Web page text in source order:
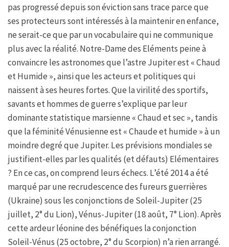
pas progressé depuis son éviction sans trace parce que
ses protecteurs sont intéressés à la maintenir en enfance,
ne serait-ce que par un vocabulaire qui ne communique
plus avec la réalité. Notre-Dame des Eléments peine à
convaincre les astronomes que l’astre Jupiter est « Chaud
et Humide », ainsi que les acteurs et politiques qui
naissent à ses heures fortes. Que la virilité des sportifs,
savants et hommes de guerre s’explique par leur
dominante statistique marsienne « Chaud et sec », tandis
que la féminité Vénusienne est « Chaude et humide » à un
moindre degré que Jupiter. Les prévisions mondiales se
justifient-elles par les qualités (et défauts) Elémentaires
? En ce cas, on comprend leurs échecs. L’été 2014 a été
marqué par une recrudescence des fureurs guerrières
(Ukraine) sous les conjonctions de Soleil-Jupiter (25
juillet, 2° du Lion), Vénus-Jupiter (18 août, 7° Lion). Après
cette ardeur léonine des bénéfiques la conjonction
Soleil-Vénus (25 octobre, 2° du Scorpion) n’a rien arrangé.